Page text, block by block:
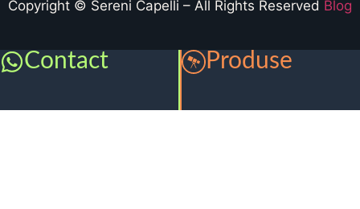
Copyright © Sereni Capelli – All Rights Reserved Blog
Contact Produse